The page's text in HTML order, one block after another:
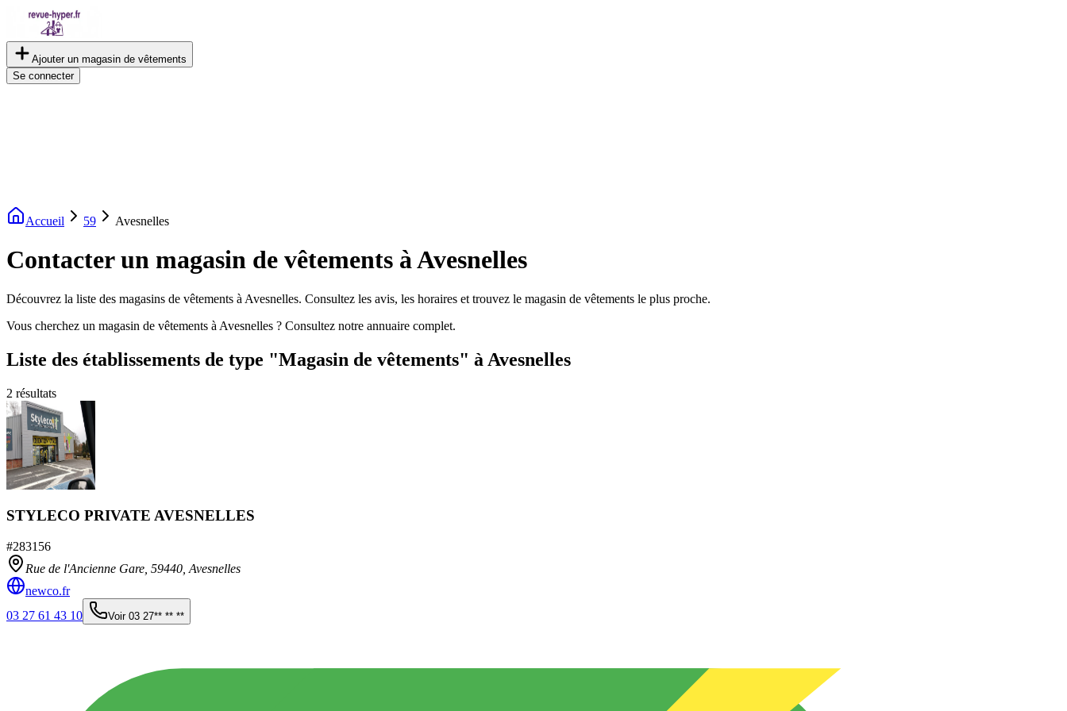
Ajouter un magasin de vêtements
Se connecter
Accueil 59 Avesnelles
Contacter un magasin de vêtements à Avesnelles
Découvrez la liste des magasins de vêtements à Avesnelles. Consultez les avis, les horaires et trouvez le magasin de vêtements le plus proche.
Vous cherchez un magasin de vêtements à Avesnelles ? Consultez notre annuaire complet.
Liste des établissements de type "Magasin de vêtements" à Avesnelles
2 résultats
STYLECO PRIVATE AVESNELLES
#283156
Rue de l'Ancienne Gare, 59440 Avesnelles
newco.fr
03 27 61 43 10
Voir 03 27** ** **